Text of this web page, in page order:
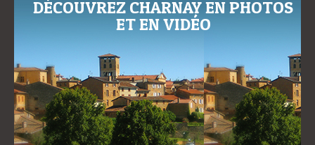
DÉCOUVREZ CHARNAY EN PHOTOS
ET EN VIDÉO